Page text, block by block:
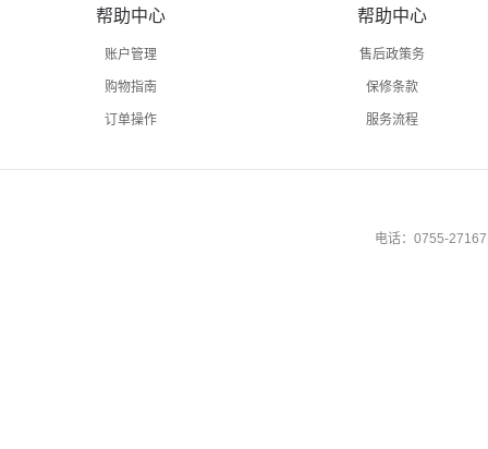
帮助中心
账户管理
购物指南
订单操作
帮助中心
售后政策务
保修条款
服务流程
电话：0755-